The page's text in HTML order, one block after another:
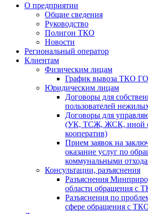
О предприятии
Общие сведения
Руководство
Полигон ТКО
Новости
Региональный оператор
Клиентам
Физическим лицам
График вывоза ТКО
Юридическим лицам
Договоры для
пользователей
Договоры для
(УК, ТСЖ, ЖСК, иной
кооператив)
Прием заявок на
оказание услуг по
коммунальными
Консультации, разъяснения
Разъяснения
области обращения с
Разъяснения по
сфере обращения с